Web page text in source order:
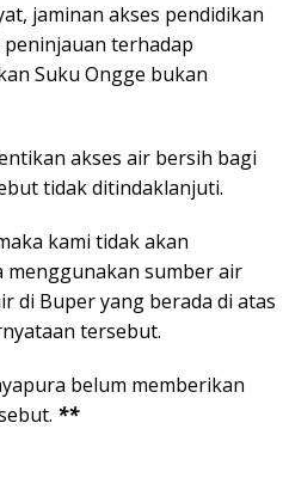
jaminan akses pendidikan
terhadap
Suku Ongge bukan
akses air bersih bagi
tidak ditindaklanjuti.
kami tidak akan
menggunakan sumber air
di Buper yang berada di atas
tersebut.
belum memberikan
**